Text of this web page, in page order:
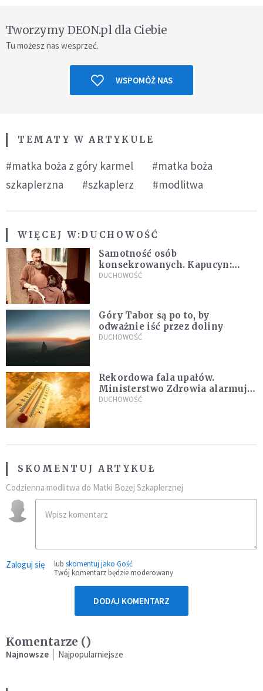
Tworzymy DEON.pl dla Ciebie
Tu możesz nas wesprzeć.
WSPOMÓŻ NAS
TEMATY W ARTYKULE
#matka boża z góry karmel
#matka boża
szkaplerzna
#szkaplerz #modlitwa
WIĘCEJ W:DUCHOWOŚĆ
Samotność osób
konsekrowanych. Kapucyn:
Życie w pojedynkę rzadko jest
DUCHOWOŚĆ
Góry Tabor są po to, by
odważnie iść przez doliny
DUCHOWOŚĆ
Rekordowa fala upałów.
Ministerstwo Zdrowia alarmuje
po doświadczeniach z czerwca
DUCHOWOŚĆ
SKOMENTUJ ARTYKUŁ
Codzienna modlitwa do Matki Bożej Szkaplerznej
Zaloguj się lub skomentuj jako Gość
Twój komentarz będzie moderowany
DODAJ KOMENTARZ
Komentarze ()
Najnowsze Najpopularniejsze